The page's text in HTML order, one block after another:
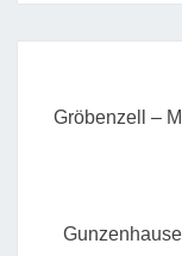
Gröbenzell –